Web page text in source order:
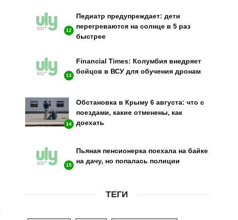
12
Педиатр предупреждает: дети
перегреваются на солнце в 5 раз
быстрее
13
Financial Times: Колумбия внедряет
бойцов в ВСУ для обучения дронам
14
Обстановка в Крыму 6 августа: что с
поездами, какие отменены, как
доехать
15
Пьяная пенсионерка поехала на байке
на дачу, но попалась полиции
ТЕГИ